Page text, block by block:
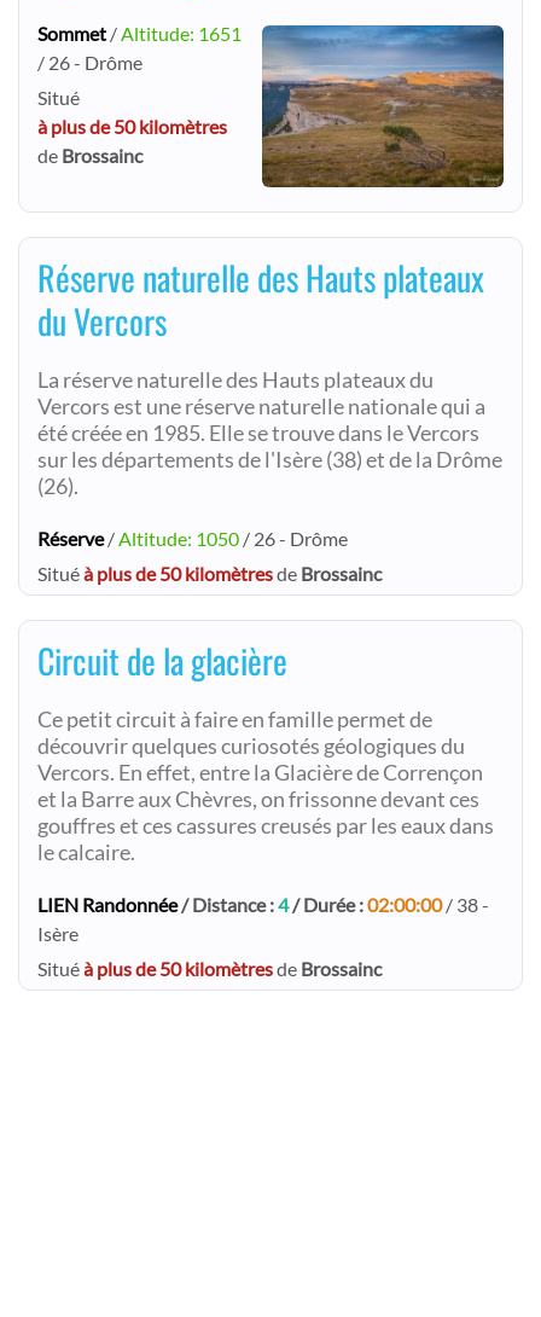
Sommet /Altitude: 1651
/ 26 - Drôme
Situé
à plus de 50 kilomètres
de Brossainc
Réserve naturelle des Hauts plateaux
du Vercors
La réserve naturelle des Hauts plateaux du
Vercors est une réserve naturelle nationale qui a
été créée en 1985. Elle se trouve dans le Vercors
sur les départements de l'Isère (38) et de la Drôme
(26).
Réserve/Altitude: 1050 / 26 - Drôme
Situéà plus de 50 kilomètresde Brossainc
Circuit de la glacière
Ce petit circuit à faire en famille permet de
découvrir quelques curiosotés géologiques du
Vercors. En effet, entre la Glacière de Corrençon
et la Barre aux Chèvres, on frissonne devant ces
gouffres et ces cassures creusés par les eaux dans
le calcaire.
LIEN Randonnée/ Distance :4/ Durée :02:00:00/ 38 -
Isère
Situéà plus de 50 kilomètresde Brossainc